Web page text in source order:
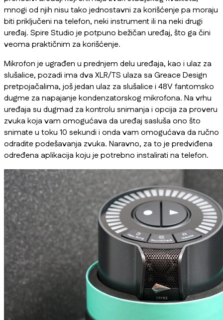
mnogi od njih nisu tako jednostavni za korišćenje pa moraju
biti priključeni na telefon, neki instrument ili na neki drugi
uređaj. Spire Studio je potpuno bežičan uređaj, što ga čini
veoma praktičnim za korišćenje.
Mikrofon je ugrađen u prednjem delu uređaja, kao i ulaz za
slušalice, pozadi ima dva XLR/TS ulaza sa Greace Design
pretpojačalima, još jedan ulaz za slušalice i 48V fantomsko
dugme za napajanje kondenzatorskog mikrofona. Na vrhu
uređaja su dugmad za kontrolu snimanja i opcija za proveru
zvuka koja vam omogućava da uređaj sasluša ono što
snimate u toku 10 sekundi i onda vam omogućava da ručno
odradite podešavanja zvuka. Naravno, za to je predviđena
određena aplikacija koju je potrebno instalirati na telefon.